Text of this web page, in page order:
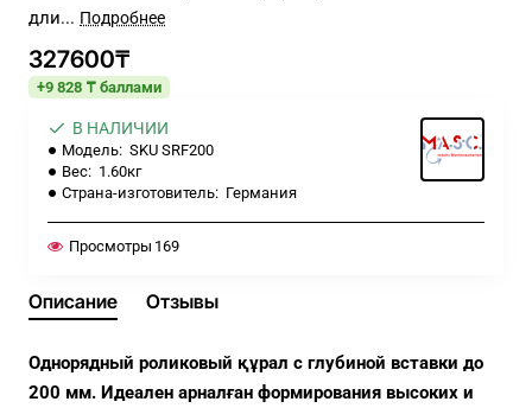
дли...
327600₸
+9 828 ₸ баллами
В НАЛИЧИИ
Модель: SKU SRF200
Вес: 1.60кг
Страна-изготовитель: Германия
Просмотры 169
Описание Отзывы
Однорядный роликовый құрал с глубиной вставки до
200 мм. Идеален арналған формирования высоких и